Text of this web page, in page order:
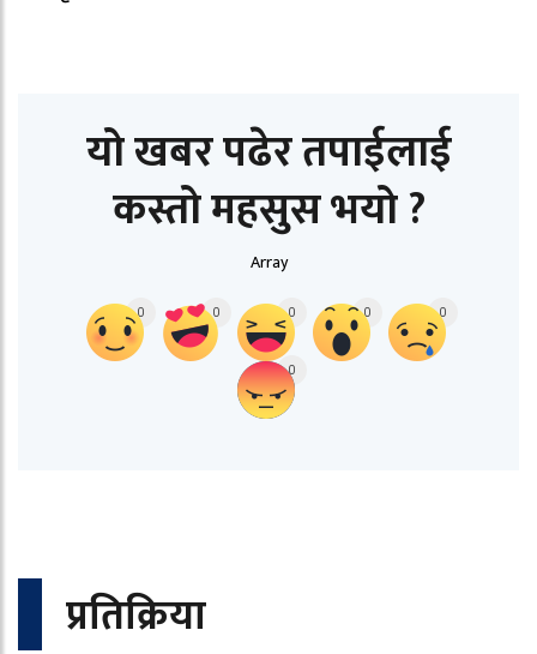
यो खबर पढेर तपाईलाई
कस्तो महसुस भयो ?
Array
0 0 0 0 0
0
प्रतिक्रिया